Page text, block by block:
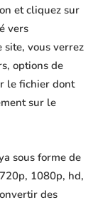
et cliquez sur
vers
vous verrez
options de
le fichier dont
sur le
sous forme de
1080p, hd,
des